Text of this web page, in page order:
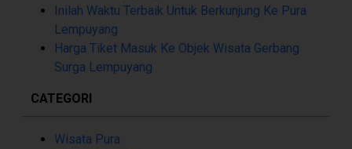
Inilah Waktu Terbaik Untuk Berkunjung Ke Pura
Lempuyang
Harga Tiket Masuk Ke Objek Wisata Gerbang
Surga Lempuyang
CATEGORI
Wisata Pura